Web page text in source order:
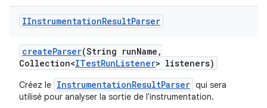
IInstrumentationResultParser
createParser(String runName ,
Collection<ITestRunListener> listeners)
Créez le InstrumentationResultParser qui sera
utilisé pour analyser la sortie de l'instrumentation.